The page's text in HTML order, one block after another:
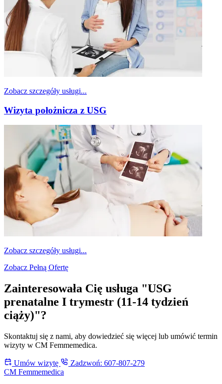
Zobacz szczegóły usługi...
Wizyta położnicza z USG
Zobacz szczegóły usługi...
Zobacz Pełną Ofertę
Zainteresowała Cię usługa "USG
prenatalne I trymestr (11-14 tydzień
ciąży)"?
Skontaktuj się z nami, aby dowiedzieć się więcej lub umówić termin
wizyty w CM Femmemedica.
Umów wizytę
Zadzwoń: 607-807-279
CM Femmemedica